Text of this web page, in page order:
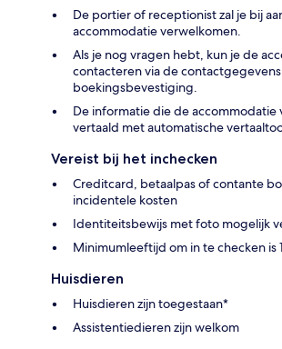
De portier of receptionist zal je bij
accommodatie verwelkomen.
Als je nog vragen hebt, kun je de
contacteren via de
boekingsbevestiging.
De informatie die de accommodatie
vertaald met automatische
Vereist bij het inchecken
Creditcard, betaalpas of contante
incidentele kosten
Identiteitsbewijs met foto mogelijk
Minimumleeftijd om in te checken is
Huisdieren
Huisdieren zijn toegestaan*
Assistentiedieren zijn welkom